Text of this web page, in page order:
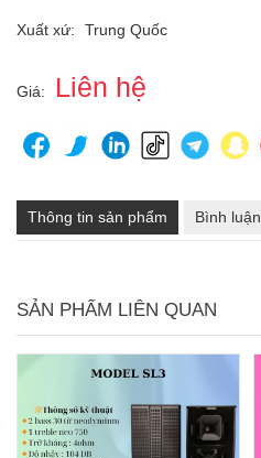
Xuất xứ: Trung Quốc
Giá: Liên hệ
Thông tin sản phẩm Bình luận
SẢN PHẨM LIÊN QUAN